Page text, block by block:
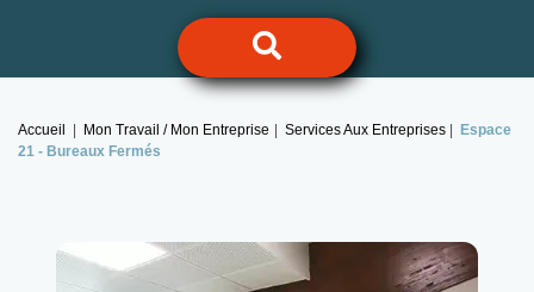
Accueil Mon Travail / Mon Entreprise Services Aux Entreprises
Espace
21 - Bureaux Fermés